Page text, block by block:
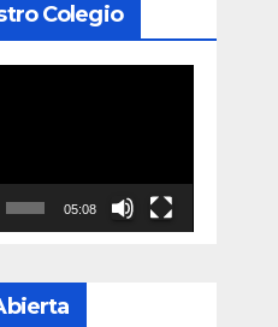
Colegio
05:08